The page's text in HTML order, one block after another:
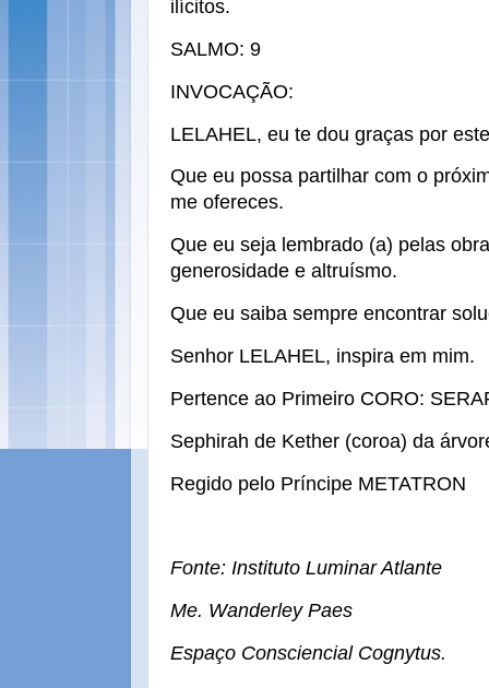
ilícitos.
SALMO: 9
INVOCAÇÃO:
LELAHEL, eu te dou graças por
Que eu possa partilhar com o
me ofereces.
Que eu seja lembrado (a) pelas
generosidade e altruísmo.
Que eu saiba sempre encontrar
Senhor LELAHEL, inspira em mim.
Pertence ao Primeiro CORO:
Sephirah de Kether (coroa) da
Regido pelo Príncipe METATRON
Fonte: Instituto Luminar Atlante
Me. Wanderley Paes
Espaço Consciencial Cognytus.